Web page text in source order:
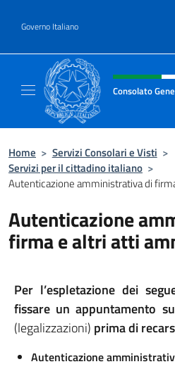
Governo Italiano
Intestazione sito,
Consolato
Home > Servizi Consolari e Visti >
Servizi per il cittadino italiano >
Autenticazione amministrativa di
Autenticazione
firma e altri atti
Per l’espletazione dei
fissare un appuntamento
(legalizzazioni) prima di
Autenticazione